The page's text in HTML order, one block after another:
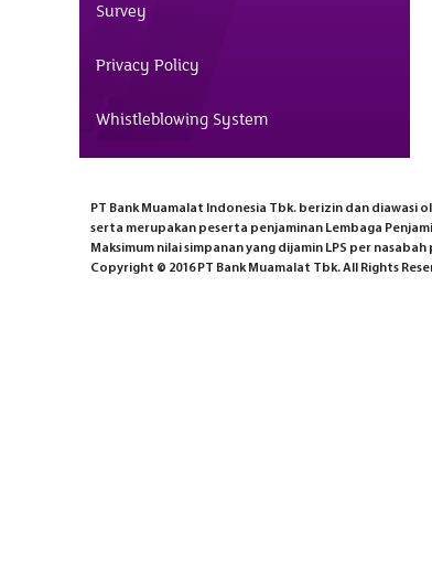
Survey
Privacy Policy
Whistleblowing System
PT Bank Muamalat Indonesia Tbk. berizin dan diawasi
serta merupakan peserta penjaminan Lembaga
Maksimum nilai simpanan yang dijamin LPS per
Copyright © 2016 PT Bank Muamalat Tbk. All Rights